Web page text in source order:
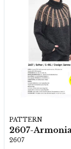
PATTERN
2607